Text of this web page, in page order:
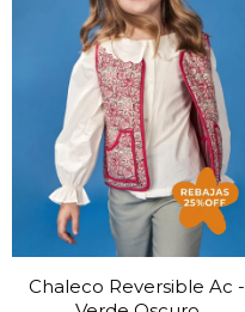
Chaleco Reversible Ac -